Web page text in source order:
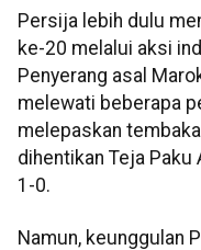
Persija lebih dulu
ke-20 melalui aksi
Penyerang asal
melewati beberapa
melepaskan
dihentikan Teja Paku
1-0.
Namun, keunggulan